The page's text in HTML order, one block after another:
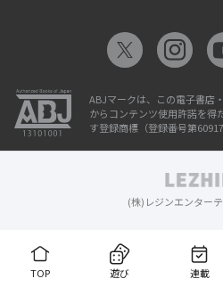
TOP 遊び 連載
ABJマークは、この電子書店
からコンテンツ使用許諾を得
す登録商標（登録番号第
(株)レジンエンター